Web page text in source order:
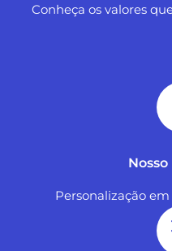
Conheça os valores
Personalização